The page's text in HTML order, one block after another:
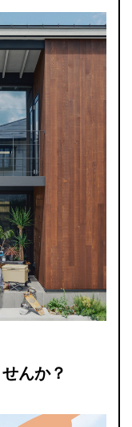
んか？